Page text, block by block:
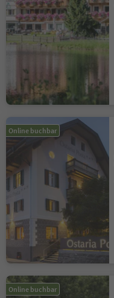
Online buchbar
Online buchbar